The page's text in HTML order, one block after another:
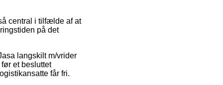
central i tilfælde af at
på det
langskilt m/vrider
et besluttet
får fri.